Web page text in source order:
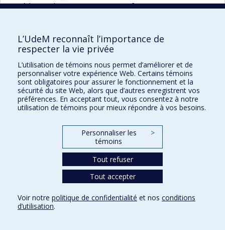
Médecine d'urgence; Soins intensifs
Faculté de médecine - Département de
chirurgie
Sylvain Chemtob
Faculté de médecine - Département
d'ophtalmologie
Faculté de médecine - Département de
pharmacologie et physiologie
Développement du nourrisson / de l'enfant
l'oeil et du système visuel; Périnatalité; Système visuel
Trauma prénatal et périnatal
; COVID-19 ; COVID19
Prématurité
L’UdeM reconnaît l’importance de
respecter la vie privée
L’utilisation de témoins nous permet d’améliorer et de
personnaliser votre expérience Web. Certains témoins
sont obligatoires pour assurer le fonctionnement et la
sécurité du site Web, alors que d’autres enregistrent vos
préférences. En acceptant tout, vous consentez à notre
utilisation de témoins pour mieux répondre à vos besoins.
Personnaliser les
témoins
>
Tout refuser
Tout accepter
Voir notre politique de confidentialité et nos conditions
d’utilisation.